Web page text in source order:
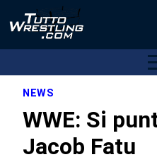
NEWS
WWE: Si
Jacob Fatu